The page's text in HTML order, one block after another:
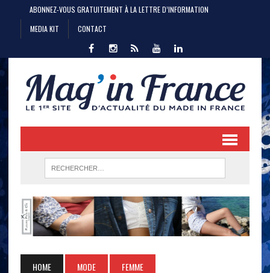
ABONNEZ-VOUS GRATUITEMENT À LA LETTRE D’INFORMATION
MEDIA KIT
CONTACT
HOME MODE FEMME